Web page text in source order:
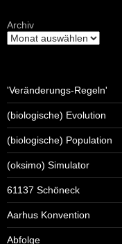
Archiv
'Veränderungs-Regeln'
(biologische) Evolution
(biologische) Population
(oksimo) Simulator
61137 Schöneck
Aarhus Konvention
Abfolge